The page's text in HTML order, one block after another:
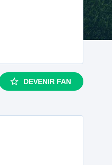
DEVENIR FAN